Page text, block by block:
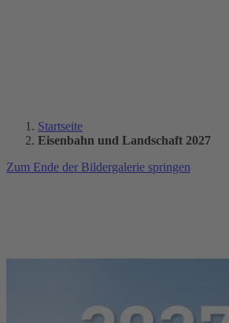
Startseite
Eisenbahn und Landschaft 2027
Zum Ende der Bildergalerie springen